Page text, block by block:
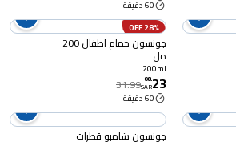
60 دقيقة
28% OFF
جونسون حمام اطفال 200
مل
200ml
23
.
08
SAR
31.99
60 دقيقة
جونسون شامبو قطرات